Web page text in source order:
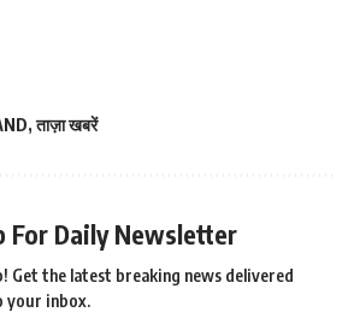
,ताज़ा खबरें
For Daily Newsletter
Get the latest breaking news delivered
your inbox.